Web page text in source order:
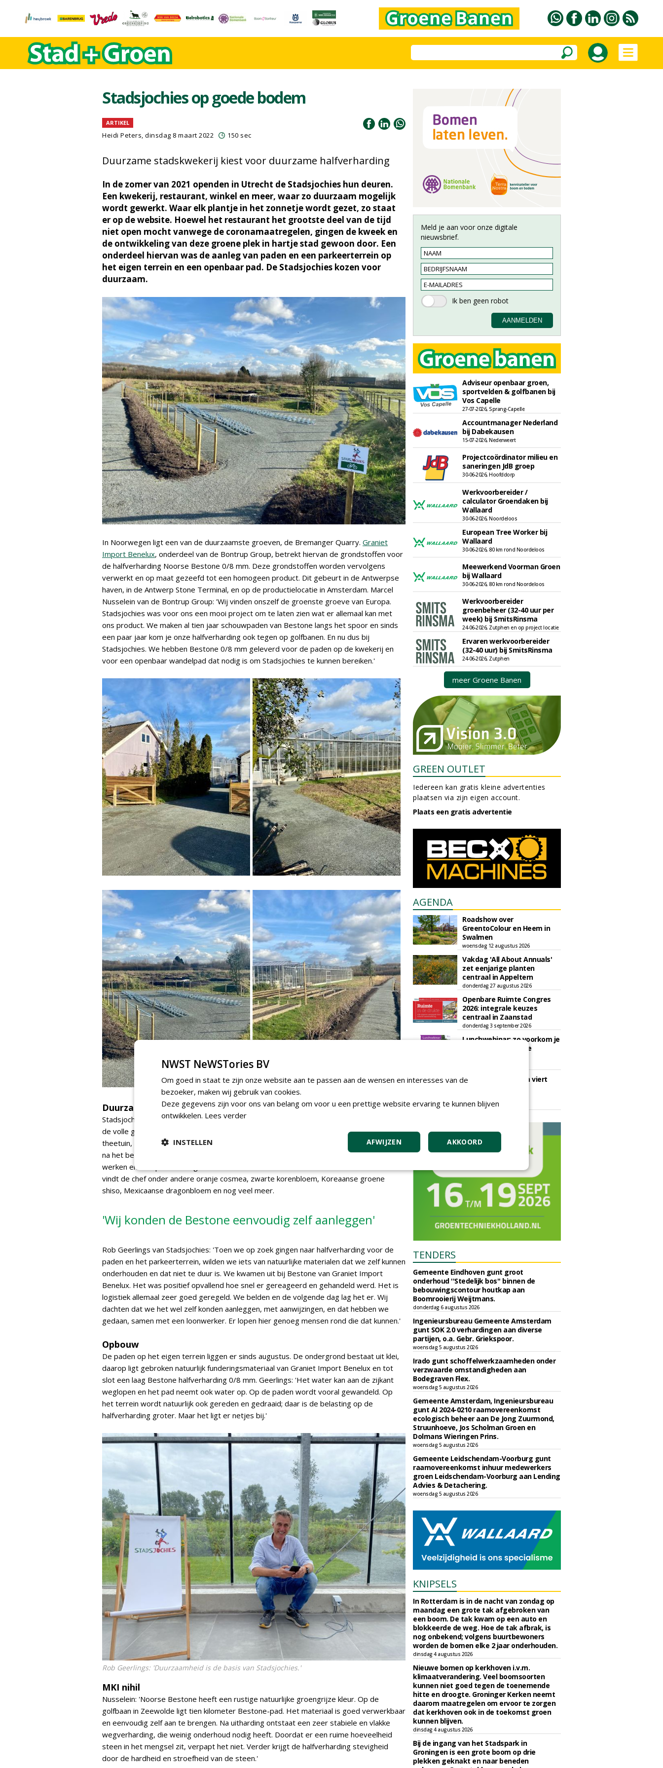
Stadsjochies op goede bodem
ARTIKEL
Heidi Peters, dinsdag 8 maart 2022 150 sec
Duurzame stadskwekerij kiest voor duurzame halfverharding
In de zomer van 2021 openden in Utrecht de Stadsjochies hun deuren.
Een kwekerij, restaurant, winkel en meer, waar zo duurzaam mogelijk
wordt gewerkt. Waar elk plantje in het zonnetje wordt gezet, zo staat
er op de website. Hoewel het restaurant het grootste deel van de tijd
niet open mocht vanwege de coronamaatregelen, gingen de kweek en
de ontwikkeling van deze groene plek in hartje stad gewoon door. Een
onderdeel hiervan was de aanleg van paden en een parkeerterrein op
het eigen terrein en een openbaar pad. De Stadsjochies kozen voor
duurzaam.
In Noorwegen ligt een van de duurzaamste groeven, de Bremanger Quarry. Graniet
Import Benelux, onderdeel van de Bontrup Group, betrekt hiervan de grondstoffen voor
de halfverharding Noorse Bestone 0/8 mm. Deze grondstoffen worden vervolgens
verwerkt en op maat gezeefd tot een homogeen product. Dit gebeurt in de Antwerpse
haven, in de Antwerp Stone Terminal, en op de productielocatie in Amsterdam. Marcel
Nusselein van de Bontrup Group: 'Wij vinden onszelf de groenste groeve van Europa.
Stadsjochies was voor ons een mooi project om te laten zien wat er allemaal kan met
ons product. We maken al tien jaar schouwpaden van Bestone langs het spoor en sinds
een paar jaar kom je onze halfverharding ook tegen op golfbanen. En nu dus bij
Stadsjochies. We hebben Bestone 0/8 mm geleverd voor de paden op de kwekerij en
voor een openbaar wandelpad dat nodig is om Stadsjochies te kunnen bereiken.'
Duurzame kweek, duurzame paden
Stadsjochies is een nog jong initiatief in de Utrechtse stedelijke omgeving. Er worden in
de volle grond verse kruiden, cressen en groenten geteeld voor restaurants, er is een
theetuin, een 'kastaurant', oftewel een restaurant in een kas, en een winkel waaruit men
na het bezoek verse producten mee naar huis kan nemen. De insteek is duurzaam
werken en met planten omgaan zoals de natuur het bedoeld heeft. In het assortiment
vindt de chef onder andere oranje cosmea, zwarte korenbloem, Koreaanse groene
shiso, Mexicaanse dragonbloem en nog veel meer.
'Wij konden de Bestone eenvoudig zelf aanleggen'
Rob Geerlings van Stadsjochies: 'Toen we op zoek gingen naar halfverharding voor de
paden en het parkeerterrein, wilden we iets van natuurlijke materialen dat we zelf kunnen
onderhouden en dat niet te duur is. We kwamen uit bij Bestone van Graniet Import
Benelux. Het was positief opvallend hoe snel er gereageerd en gehandeld werd. Het is
logistiek allemaal zeer goed geregeld. We belden en de volgende dag lag het er. Wij
dachten dat we het wel zelf konden aanleggen, met aanwijzingen, en dat hebben we
gedaan, samen met een loonwerker. Er lopen hier genoeg mensen rond die dat kunnen.'
Opbouw
De paden op het eigen terrein liggen er sinds augustus. De ondergrond bestaat uit klei,
daarop ligt gebroken natuurlijk funderingsmateriaal van Graniet Import Benelux en tot
slot een laag Bestone halfverharding 0/8 mm. Geerlings: 'Het water kan aan de zijkant
weglopen en het pad neemt ook water op. Op de paden wordt vooral gewandeld. Op
het terrein wordt natuurlijk ook gereden en gedraaid; daar is de belasting op de
halfverharding groter. Maar het ligt er netjes bij.'
Rob Geerlings: 'Duurzaamheid is de basis van Stadsjochies.'
MKI nihil
Nusselein: 'Noorse Bestone heeft een rustige natuurlijke groengrijze kleur. Op de
golfbaan in Zeewolde ligt tien kilometer Bestone-pad. Het materiaal is goed verwerkbaar
en eenvoudig zelf aan te brengen. Na uitharding ontstaat een zeer stabiele en vlakke
wegverharding, die weinig onderhoud nodig heeft. Doordat er een ruime hoeveelheid
steen in het mengsel zit, verpapt het niet. Verder krijgt de halfverharding stevigheid
door de hardheid en stroefheid van de steen.'
Meld je aan voor onze digitale
nieuwsbrief.
Adviseur openbaar groen,
sportvelden & golfbanen bij
Vos Capelle
27-07-2026, Sprang-Capelle
Accountmanager Nederland
bij Dabekausen
15-07-2026, Nederweert
Projectcoördinator milieu en
saneringen JdB groep
30-06-2026, Hoofddorp
Werkvoorbereider /
calculator Groendaken bij
Wallaard
30-06-2026, Noordeloos
European Tree Worker bij
Wallaard
30-06-2026, 80 km rond Noordeloos
Meewerkend Voorman Groen
bij Wallaard
30-06-2026, 80 km rond Noordeloos
Werkvoorbereider
groenbeheer (32-40 uur per
week) bij SmitsRinsma
24-06-2026, Zutphen en op project locatie
Ervaren werkvoorbereider
(32-40 uur) bij SmitsRinsma
24-06-2026, Zutphen
meer Groene Banen
GREEN OUTLET
Iedereen kan gratis kleine advertenties
plaatsen via zijn eigen account.
Plaats een gratis advertentie
AGENDA
Roadshow over
GreentoColour en Heem in
Swalmen
woensdag 12 augustus 2026
Vakdag 'All About Annuals'
zet eenjarige planten
centraal in Appeltern
donderdag 27 augustus 2026
Openbare Ruimte Congres
2026: integrale keuzes
centraal in Zaanstad
donderdag 3 september 2026
Lunchwebinar: zo voorkom je
dat natuurinclusieve
Rooftop Symposium viert
vrijdag 18 september 2026
TENDERS
Gemeente Eindhoven gunt groot
onderhoud ''Stedelijk bos'' binnen de
bebouwingscontour houtkap aan
Boomrooierij Weijtmans.
donderdag 6 augustus 2026
Ingenieursbureau Gemeente Amsterdam
gunt SOK 2.0 verhardingen aan diverse
partijen, o.a. Gebr. Griekspoor.
woensdag 5 augustus 2026
Irado gunt schoffelwerkzaamheden onder
verzwaarde omstandigheden aan
Bodegraven Flex.
woensdag 5 augustus 2026
Gemeente Amsterdam, Ingenieursbureau
gunt AI 2024-0210 raamovereenkomst
ecologisch beheer aan De Jong Zuurmond,
Struunhoeve, Jos Scholman Groen en
Dolmans Wieringen Prins.
woensdag 5 augustus 2026
Gemeente Leidschendam-Voorburg gunt
raamovereenkomst inhuur medewerkers
groen Leidschendam-Voorburg aan Lending
Advies & Detachering.
woensdag 5 augustus 2026
KNIPSELS
In Rotterdam is in de nacht van zondag op
maandag een grote tak afgebroken van
een boom. De tak kwam op een auto en
blokkeerde de weg. Hoe de tak afbrak, is
nog onbekend; volgens buurtbewoners
worden de bomen elke 2 jaar onderhouden.
dinsdag 4 augustus 2026
Nieuwe bomen op kerkhoven i.v.m.
klimaatverandering. Veel boomsoorten
kunnen niet goed tegen de toenemende
hitte en droogte. Groninger Kerken neemt
daarom maatregelen om ervoor te zorgen
dat kerkhoven ook in de toekomst groen
kunnen blijven.
dinsdag 4 augustus 2026
Bij de ingang van het Stadspark in
Groningen is een grote boom op drie
plekken geknakt en naar beneden
NWST NeWSTories BV
Om goed in staat te zijn onze website aan te passen aan de wensen en interesses van de
bezoeker, maken wij gebruik van cookies.
Deze gegevens zijn voor ons van belang om voor u een prettige website ervaring te kunnen blijven
ontwikkelen. Lees verder
AKKOORD
AFWIJZEN
INSTELLEN